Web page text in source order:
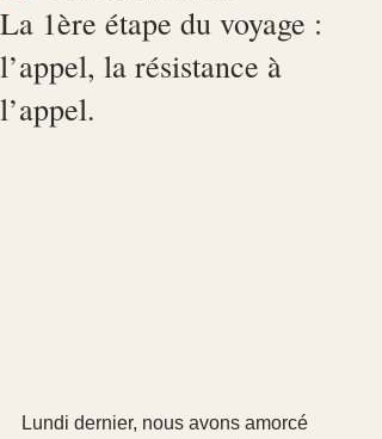
La 1ère étape du voyage :
l’appel, la résistance à
l’appel.
Lundi dernier, nous avons amorcé